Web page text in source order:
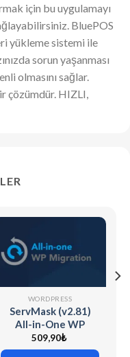
için bu uygulamayı
BluePOS
yükleme sistemi ile
sorun yaşanması
olmasını sağlar.
çözümdür. HIZLI,
WORDPRESS
ServMask (v2.81)
All-in-One WP
Migration Unlimited
Extension
509,90₺